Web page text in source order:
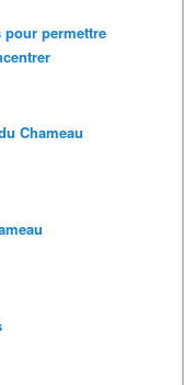
permettre
Chameau